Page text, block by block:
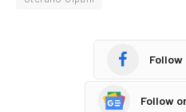
Follow
Follow